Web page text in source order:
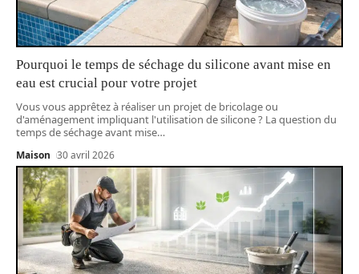
Pourquoi le temps de séchage du silicone avant mise en
eau est crucial pour votre projet
Vous vous apprêtez à réaliser un projet de bricolage ou
d'aménagement impliquant l'utilisation de silicone ? La question du
temps de séchage avant mise…
Maison 30 avril 2026